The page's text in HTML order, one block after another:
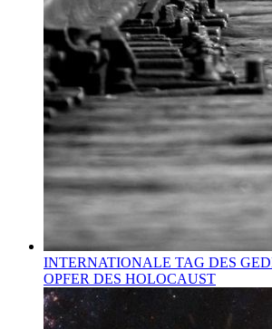
INTERNATIONALE TAG DES
OPFER DES HOLOCAUST